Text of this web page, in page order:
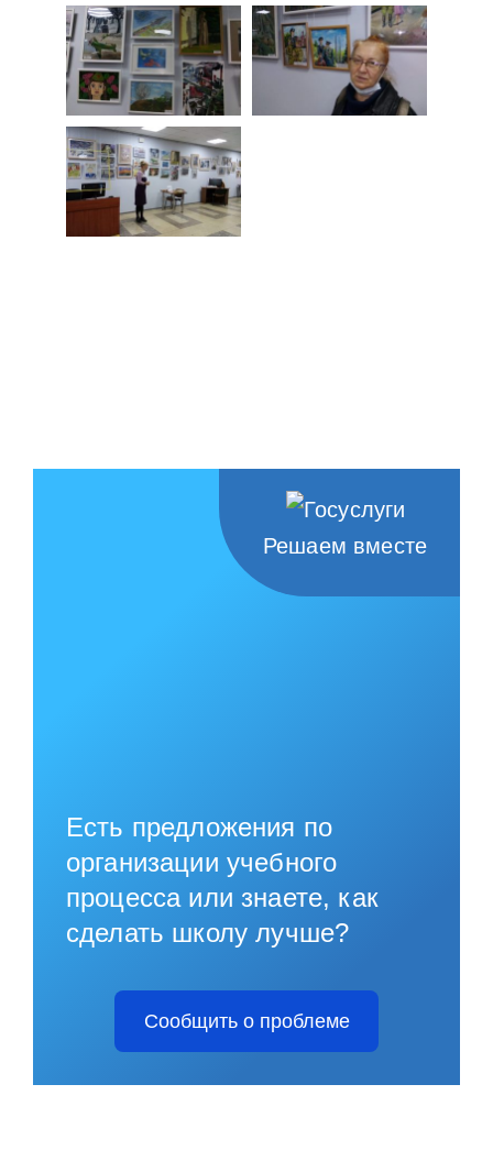
Решаем вместе
Есть предложения по
организации учебного
процесса или знаете, как
сделать школу лучше?
Сообщить о проблеме